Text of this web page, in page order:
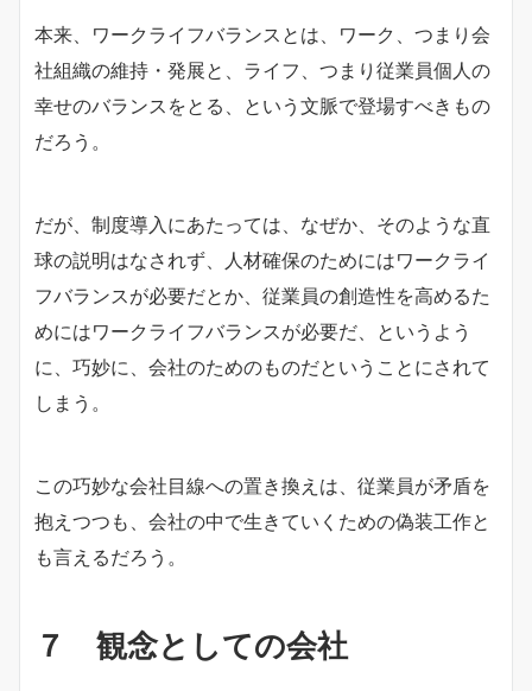
本来、ワークライフバランスとは、ワーク、つまり会
社組織の維持・発展と、ライフ、つまり従業員個人の
幸せのバランスをとる、という文脈で登場すべきもの
だろう。
だが、制度導入にあたっては、なぜか、そのような直
球の説明はなされず、人材確保のためにはワークライ
フバランスが必要だとか、従業員の創造性を高めるた
めにはワークライフバランスが必要だ、というよう
に、巧妙に、会社のためのものだということにされて
しまう。
この巧妙な会社目線への置き換えは、従業員が矛盾を
抱えつつも、会社の中で生きていくための偽装工作と
も言えるだろう。
７ 観念としての会社